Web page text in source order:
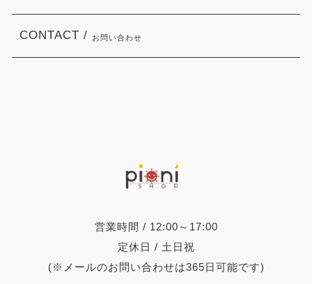
営業時間 / 12:00～17:00
定休日 / 土日祝
(※メールのお問い合わせは365日可能です)
CONTACT / お問い合わせ